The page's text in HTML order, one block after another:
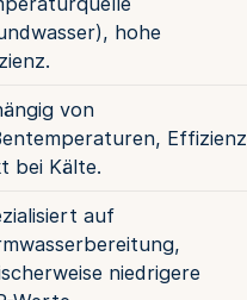
hohe
von
Effizienz
bei Kälte.
auf
niedrigere